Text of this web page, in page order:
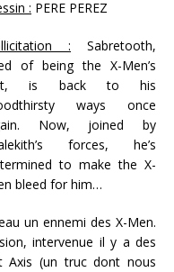
: PERE PEREZ
: Sabretooth,
of being the X-Men’s
is back to his
ways once
Now, joined by
forces, he’s
to make the X-
bleed for him…
un ennemi des X-Men.
intervenue il y a des
Axis (un truc dont nous